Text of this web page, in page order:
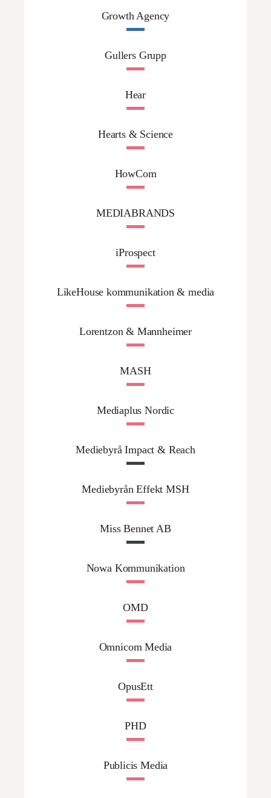
Growth Agency
Gullers Grupp
Hear
Hearts & Science
HowCom
MEDIABRANDS
iProspect
LikeHouse kommunikation & media
Lorentzon & Mannheimer
MASH
Mediaplus Nordic
Mediebyrå Impact & Reach
Mediebyrån Effekt MSH
Miss Bennet AB
Nowa Kommunikation
OMD
Omnicom Media
OpusEtt
PHD
Publicis Media